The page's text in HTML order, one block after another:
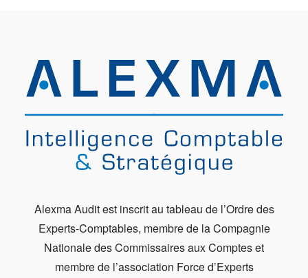
Alexma Audit est inscrit au tableau de l’Ordre des
Experts-Comptables, membre de la Compagnie
Nationale des Commissaires aux Comptes et
membre de l’association Force d’Experts